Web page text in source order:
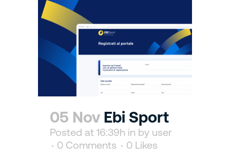
05 Nov Ebi Sport
Posted at 16:39h in by user
0 Comments
0 Likes